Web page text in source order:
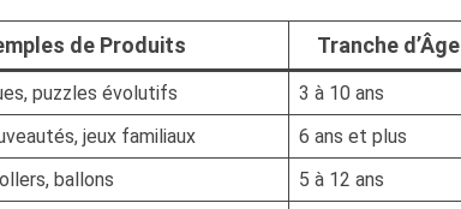
de Produits Tranche
puzzles évolutifs
3 à 10 ans
jeux familiaux
6 ans et plus
ballons 5 à 12 ans